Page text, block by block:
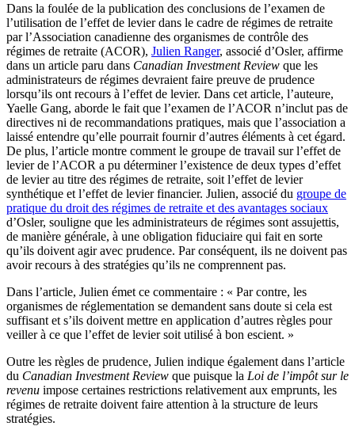
Dans la foulée de la publication des conclusions de l’examen de
l’utilisation de l’effet de levier dans le cadre de régimes de retraite
par l’Association canadienne des organismes de contrôle des
régimes de retraite (ACOR), Julien Ranger, associé d’Osler, affirme
dans un article paru dans Canadian Investment Review que les
administrateurs de régimes devraient faire preuve de prudence
lorsqu’ils ont recours à l’effet de levier. Dans cet article, l’auteure,
Yaelle Gang, aborde le fait que l’examen de l’ACOR n’inclut pas de
directives ni de recommandations pratiques, mais que l’association a
laissé entendre qu’elle pourrait fournir d’autres éléments à cet égard.
De plus, l’article montre comment le groupe de travail sur l’effet de
levier de l’ACOR a pu déterminer l’existence de deux types d’effet
de levier au titre des régimes de retraite, soit l’effet de levier
synthétique et l’effet de levier financier. Julien, associé du groupe de
pratique du droit des régimes de retraite et des avantages sociaux
d’Osler, souligne que les administrateurs de régimes sont assujettis,
de manière générale, à une obligation fiduciaire qui fait en sorte
qu’ils doivent agir avec prudence. Par conséquent, ils ne doivent pas
avoir recours à des stratégies qu’ils ne comprennent pas.
Dans l’article, Julien émet ce commentaire : « Par contre, les
organismes de réglementation se demandent sans doute si cela est
suffisant et s’ils doivent mettre en application d’autres règles pour
veiller à ce que l’effet de levier soit utilisé à bon escient. »
Outre les règles de prudence, Julien indique également dans l’article
du Canadian Investment Review que puisque la Loi de l’impôt sur le
revenu impose certaines restrictions relativement aux emprunts, les
régimes de retraite doivent faire attention à la structure de leurs
stratégies.